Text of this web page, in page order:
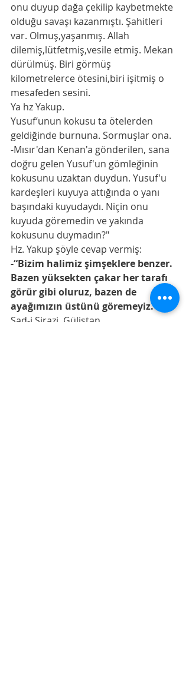
onu duyup dağa çekilip kaybetmekte
olduğu savaşı kazanmıştı. Şahitleri
var. Olmuş,yaşanmış. Allah
dilemiş,lütfetmiş,vesile etmiş. Mekan
dürülmüş. Biri görmüş
kilometrelerce ötesini,biri işitmiş o
mesafeden sesini.
Ya hz Yakup.
Yusuf’unun kokusu ta ötelerden
geldiğinde burnuna. Sormuşlar ona.
-Mısır'dan Kenan'a gönderilen, sana
doğru gelen Yusuf'un gömleğinin
kokusunu uzaktan duydun. Yusuf'u
kardeşleri kuyuya attığında o yanı
başındaki kuyudaydı. Niçin onu
kuyuda göremedin ve yakında
kokusunu duymadın?"
Hz. Yakup şöyle cevap vermiş:
-“Bizim halimiz şimşeklere benzer.
Bazen yüksekten çakar her tarafı
görür gibi oluruz, bazen de
ayağımızın üstünü göremeyiz."
Şad-i Şirazi. Gülistan.